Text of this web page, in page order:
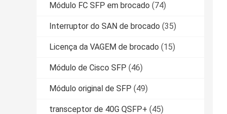
Módulo FC SFP em brocado (74)
Interruptor do SAN de brocado (35)
Licença da VAGEM de brocado (15)
Módulo de Cisco SFP (46)
Módulo original de SFP (49)
transceptor de 40G QSFP+ (45)